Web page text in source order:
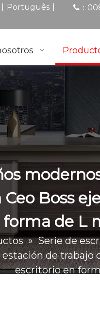
Português ：
Boss
forma de L
» Serie de
de
escritorio en